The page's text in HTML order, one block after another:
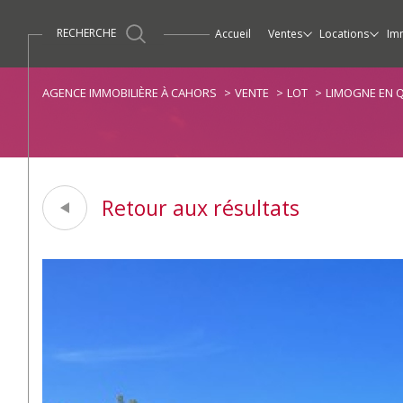
accueil ventes
Maisons / Villas Propriétés /
locations
Maisons / Villas
Ventes
RECHERCHE
AGENCE IMMOBILIÈRE À CAHORS VENTE LOT LIMOGNE EN
Retour aux résultats